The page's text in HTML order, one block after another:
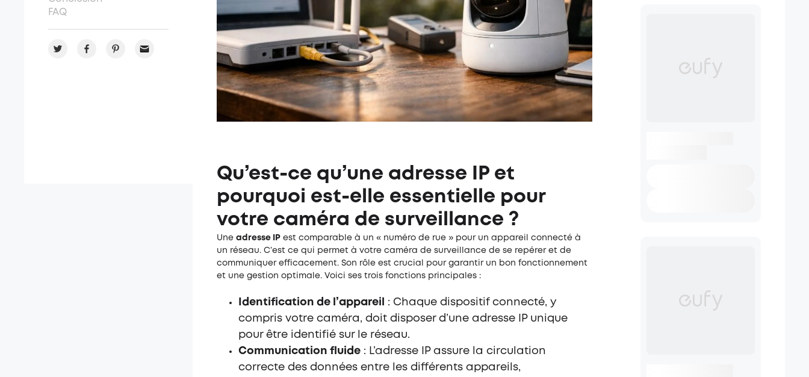
Qu’est-ce qu’une adresse IP et
pourquoi est-elle essentielle pour
votre caméra de surveillance ?
Une adresse IP est comparable à un « numéro de rue » pour un appareil connecté à
un réseau. C’est ce qui permet à votre caméra de surveillance de se repérer et de
communiquer efficacement. Son rôle est crucial pour garantir un bon fonctionnement
et une gestion optimale. Voici ses trois fonctions principales :
Identification de l’appareil
: Chaque dispositif connecté, y
compris votre caméra, doit disposer d’une adresse IP unique
pour être identifié sur le réseau.
Communication fluide : L’adresse IP assure la circulation
correcte des données entre les différents appareils,
FAQ